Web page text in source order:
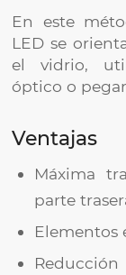
En este
LED se
el vidrio,
óptico o
Ventajas
Máxima
parte
Elementos